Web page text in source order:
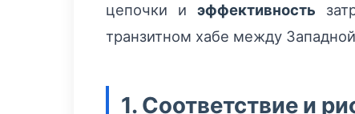
цепочки и эффективность
транзитном хабе между
1. Соответствие и